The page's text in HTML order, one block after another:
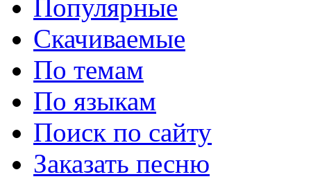
Популярные
Скачиваемые
По темам
По языкам
Поиск по сайту
Заказать песню